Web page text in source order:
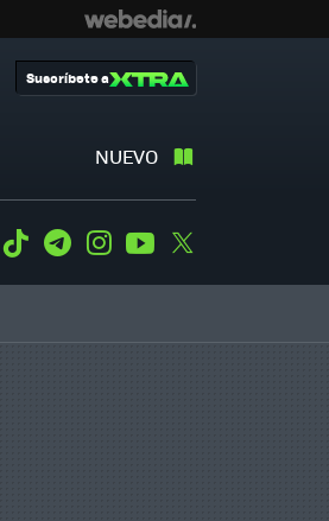
NUEVO
Suscríbete a
WhatsApp
Tiktok TelegramInstagramYoutube